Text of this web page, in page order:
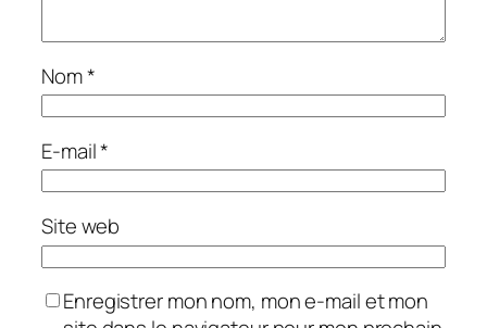
Nom*
E-mail*
Site web
Enregistrer mon nom, mon e-mail et mon